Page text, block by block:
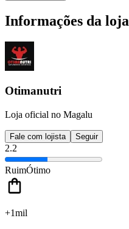
Informações da loja
Otimanutri
Loja oficial no Magalu
Fale com lojista Seguir
2.2
RuimÓtimo
+1mil